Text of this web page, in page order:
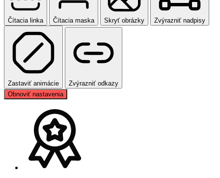
Čítacia linka Čítacia maska Skryť obrázky Zvýrazniť nadpisy
Zastaviť animácie
Zvýrazniť odkazy
Obnoviť nastavenia